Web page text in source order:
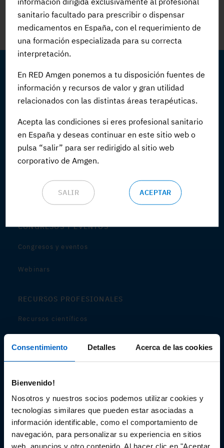
Consentimiento Detalles Acerca de las cookies
Bienvenido!
Nosotros y nuestros socios podemos utilizar cookies y
tecnologías similares que pueden estar asociadas a
información identificable, como el comportamiento de
navegación, para personalizar su experiencia en sitios
web, anuncios y otro contenido. Al hacer clic en "Aceptar
sanitario facultado para prescribir o dispensar
medicamentos en España, con el requerimiento de
una formación especializada para su correcta
interpretación.
En RED Amgen ponemos a tu disposición fuentes de
información y recursos de valor y gran utilidad
relacionados con las distintas áreas terapéuticas.
Acepta las condiciones si eres profesional sanitario
en España y deseas continuar en este sitio web o
pulsa “salir” para ser redirigido al sitio web
corporativo de Amgen.
SALIR ACEPTAR
#CalidadAsistencial
#PrevenciónSecundaria
#Osteoporosis
#IniciativasSECA
FORMACIÓN
Cursos
Webinars
CONGRESOS Y EVENTOS
Congresos y eventos
Webinars
RECURSOS PROFESIONALES
Recursos científicos
Audiovisual
Espacio de Información Médica
Este sitio web está orientado a profesionales sanitarios de
España.